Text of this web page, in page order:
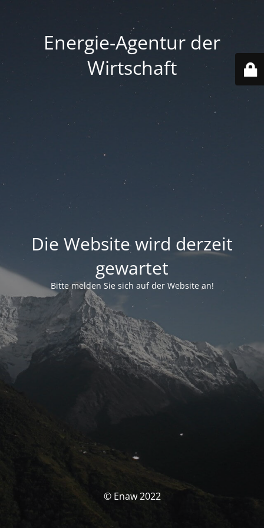
Energie-Agentur der
Wirtschaft
Die Website wird derzeit
gewartet
Bitte melden Sie sich auf der Website an!
© Enaw 2022